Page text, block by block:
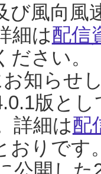
び風向風
細は配信
ださい。
知らせ
版と
詳細は配
おりです